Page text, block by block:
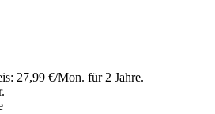
27,99 €/Mon. für 2 Jahre.